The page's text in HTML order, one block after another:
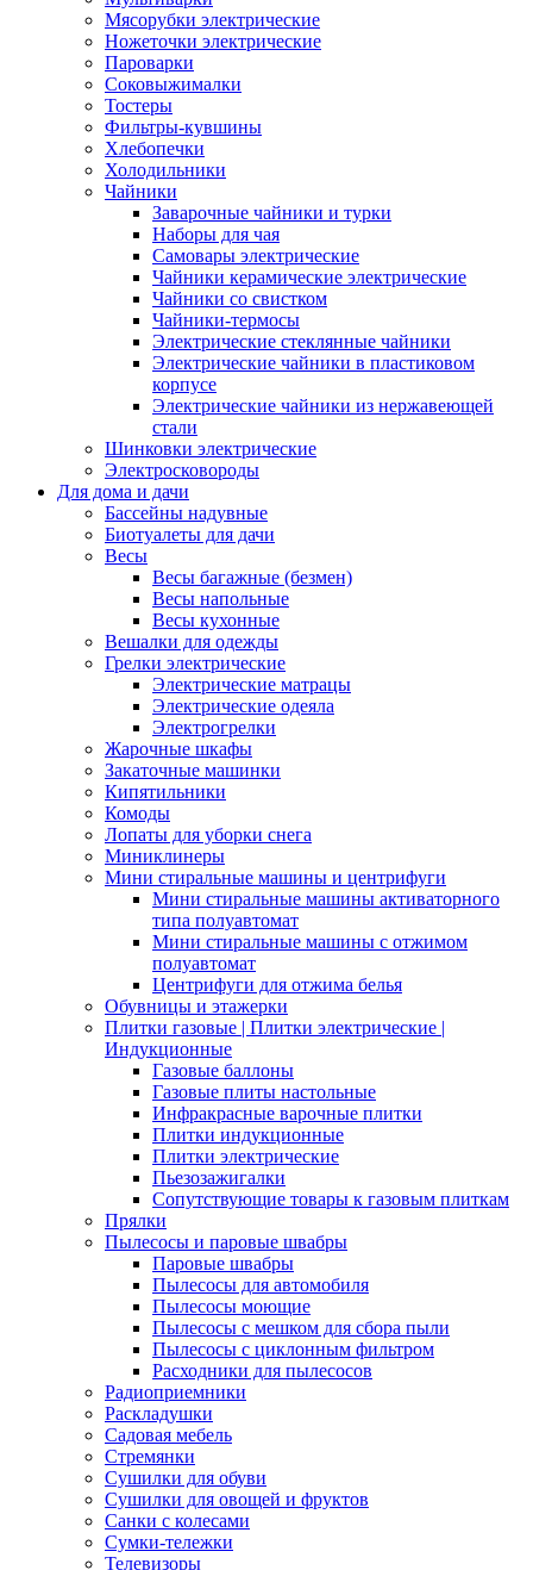
Мясорубки электрические
Ножеточки электрические
Пароварки
Соковыжималки
Тостеры
Фильтры-кувшины
Хлебопечки
Холодильники
Чайники
Заварочные чайники и турки
Наборы для чая
Самовары электрические
Чайники керамические электрические
Чайники со свистком
Чайники-термосы
Электрические стеклянные чайники
Электрические чайники в пластиковом
корпусе
Электрические чайники из нержавеющей
стали
Шинковки электрические
Электросковороды
Для дома и дачи
Бассейны надувные
Биотуалеты для дачи
Весы
Весы багажные (безмен)
Весы напольные
Весы кухонные
Вешалки для одежды
Грелки электрические
Электрические матрацы
Электрические одеяла
Электрогрелки
Жарочные шкафы
Закаточные машинки
Кипятильники
Комоды
Лопаты для уборки снега
Миниклинеры
Мини стиральные машины и центрифуги
Мини стиральные машины активаторного
типа полуавтомат
Мини стиральные машины с отжимом
полуавтомат
Центрифуги для отжима белья
Обувницы и этажерки
Плитки газовые | Плитки электрические |
Индукционные
Газовые баллоны
Газовые плиты настольные
Инфракрасные варочные плитки
Плитки индукционные
Плитки электрические
Пьезозажигалки
Сопутствующие товары к газовым плиткам
Прялки
Пылесосы и паровые швабры
Паровые швабры
Пылесосы для автомобиля
Пылесосы моющие
Пылесосы с мешком для сбора пыли
Пылесосы с циклонным фильтром
Расходники для пылесосов
Радиоприемники
Раскладушки
Садовая мебель
Стремянки
Сушилки для обуви
Сушилки для овощей и фруктов
Санки с колесами
Сумки-тележки
Телевизоры